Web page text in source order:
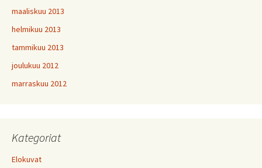
maaliskuu 2013
helmikuu 2013
tammikuu 2013
joulukuu 2012
marraskuu 2012
Kategoriat
Elokuvat